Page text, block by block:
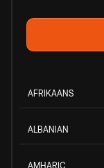
AFRIKAANS
ALBANIAN
AMHARIC